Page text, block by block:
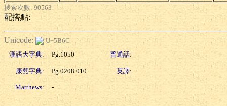
搜索次數: 90563
配搭點:
Unicode:
U+5B6C
漢語大字典:
Pg.1050 普通話:
康熙字典: Pg.0208.010 英譯:
Matthews: -